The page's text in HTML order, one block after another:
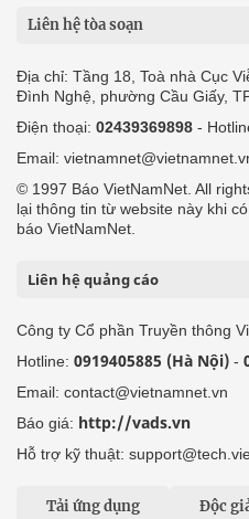
Liên hệ tòa soạn
Địa chỉ: Tầng 18, Toà nhà Cục
Đình Nghệ, phường Cầu Giấy,
Điện thoại: 02439369898 -
Email:
© 1997 Báo VietNamNet. All
lại thông tin từ website này khi
báo VietNamNet.
Liên hệ quảng cáo
Công ty Cổ phần Truyền thông
Hotline: 0919405885 (Hà Nội) -
Email: contact@vietnamnet.vn
Báo giá: http://vads.vn
Hỗ trợ kỹ thuật:
Tải ứng dụng Độc